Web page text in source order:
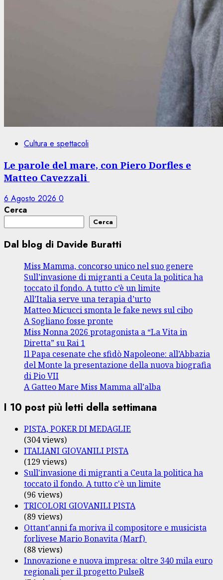
Cultura e spettacoli
Le parole del mare, con Piero Dorfles e
Matteo Cavezzali
6 Agosto 2026 0
Cerca
Cerca
Dal blog di Davide Buratti
Miss Mamma, concorso unico nel suo genere
Sull’invasione di migranti a Ceuta la politica ha
toccato il fondo. A tutto c’è un limite
All’Italia serve una terapia d’urto
Matteo Micucci smonta le fake news sul cibo
A Sogliano fosse pronte
Miss Nonna 2026 protagonista a “La Vita in
Diretta” su Rai 1
Il Papa cesenate che sfidò Napoleone: all’Abbazia
del Monte la presentazione della nuova biografia
di Pio VII
A Gatteo Mare Miss Mamma all’alba
I 10 post più letti della settimana
PISTA, POKER DI MEDAGLIE
(304 views)
ITALIANI GIOVANILI PISTA
(129 views)
Sull'invasione di migranti a Ceuta la politica ha
toccato il fondo. A tutto c'è un limite
(96 views)
TRICOLORI GIOVANILI PISTA
(89 views)
Ottant'anni fa moriva il compositore e musicista
forlivese Mario Bonavita (Marf)
(88 views)
Innovazione e nuova impresa: oltre 340 mila euro
regionali per il progetto PulseR